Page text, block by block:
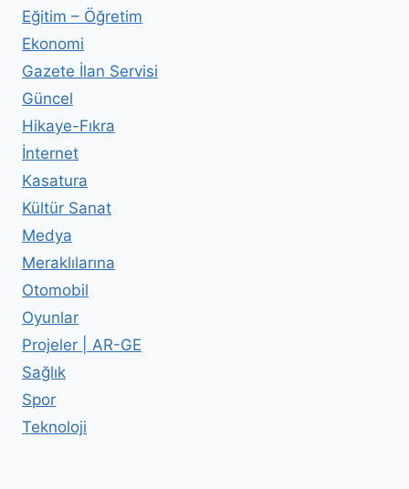
Eğitim – Öğretim
Ekonomi
Gazete İlan Servisi
Güncel
Hikaye-Fıkra
İnternet
Kasatura
Kültür Sanat
Medya
Meraklılarına
Otomobil
Oyunlar
Projeler | AR-GE
Sağlık
Spor
Teknoloji